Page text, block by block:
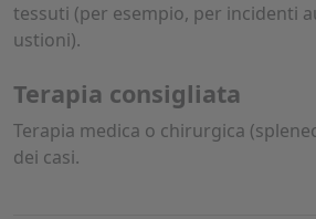
tessuti (per esempio, per incidenti
ustioni).
Terapia consigliata
Terapia medica o chirurgica
dei casi.